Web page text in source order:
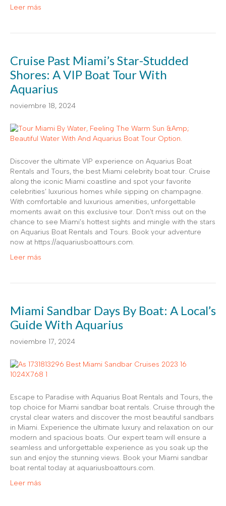
Leer más
Cruise Past Miami’s Star-Studded
Shores: A VIP Boat Tour With
Aquarius
noviembre 18, 2024
Discover the ultimate VIP experience on Aquarius Boat
Rentals and Tours, the best Miami celebrity boat tour. Cruise
along the iconic Miami coastline and spot your favorite
celebrities’ luxurious homes while sipping on champagne.
With comfortable and luxurious amenities, unforgettable
moments await on this exclusive tour. Don’t miss out on the
chance to see Miami’s hottest sights and mingle with the stars
on Aquarius Boat Rentals and Tours. Book your adventure
now at https://aquariusboattours.com.
Leer más
Miami Sandbar Days By Boat: A Local’s
Guide With Aquarius
noviembre 17, 2024
Escape to Paradise with Aquarius Boat Rentals and Tours, the
top choice for Miami sandbar boat rentals. Cruise through the
crystal clear waters and discover the most beautiful sandbars
in Miami. Experience the ultimate luxury and relaxation on our
modern and spacious boats. Our expert team will ensure a
seamless and unforgettable experience as you soak up the
sun and enjoy the stunning views. Book your Miami sandbar
boat rental today at aquariusboattours.com.
Leer más